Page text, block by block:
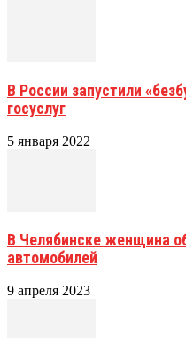
В России запустили
госуслуг
5 января 2022
В Челябинске женщина
автомобилей
9 апреля 2023